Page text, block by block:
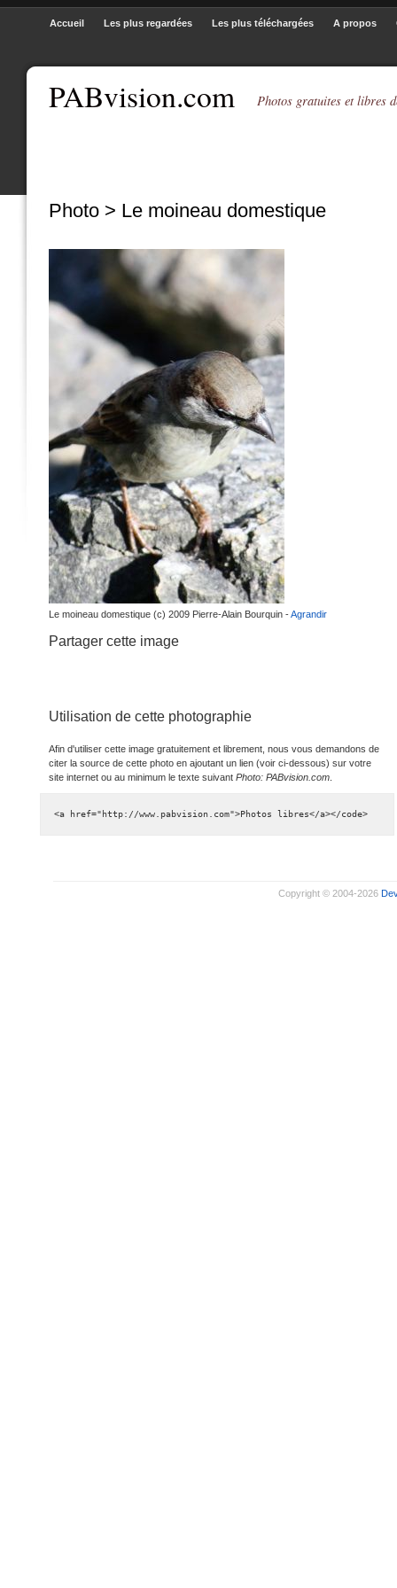
PABvision.com Photos gratuites et libres
Accueil Les plus regardées Les plus téléchargées A propos
Photo > Le moineau domestique
Le moineau domestique (c) 2009 Pierre-Alain Bourquin -Agrandir
Partager cette image
Utilisation de cette photographie
Afin d'utiliser cette image gratuitement et librement, nous vous demandons de
citer la source de cette photo en ajoutant un lien (voir ci-dessous) sur votre
site internet ou au minimum le texte suivant Photo: PABvision.com
<a href="http://www.pabvision.com">Photos libres</a></code>
Copyright © 2004-2026